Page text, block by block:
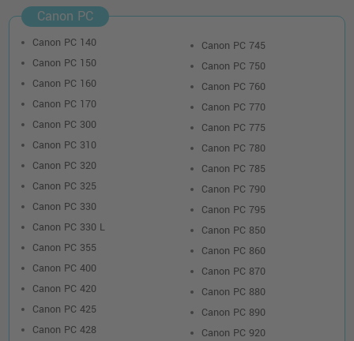
Canon PC
Canon PC 140
Canon PC 150
Canon PC 160
Canon PC 170
Canon PC 300
Canon PC 310
Canon PC 320
Canon PC 325
Canon PC 330
Canon PC 330 L
Canon PC 355
Canon PC 400
Canon PC 420
Canon PC 425
Canon PC 428
Canon PC 745
Canon PC 750
Canon PC 760
Canon PC 770
Canon PC 775
Canon PC 780
Canon PC 785
Canon PC 790
Canon PC 795
Canon PC 850
Canon PC 860
Canon PC 870
Canon PC 880
Canon PC 890
Canon PC 920